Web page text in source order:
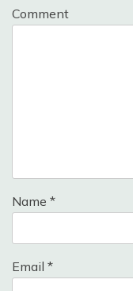
Comment
Name *
Email *